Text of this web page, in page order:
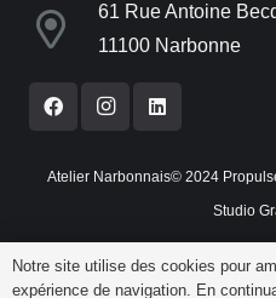
61 Rue Antoine
11100 Narbonne
Atelier Narbonnais© 2024
Studio
Notre site utilise des cookies pour
expérience de navigation. En